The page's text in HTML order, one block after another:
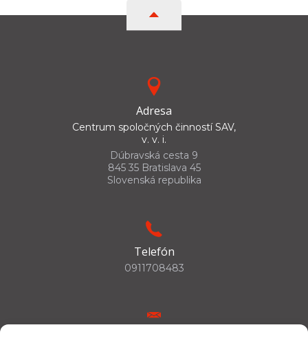
Adresa
Centrum spoločných činností SAV,
v. v. i.
Dúbravská cesta 9
845 35 Bratislava 45
Slovenská republika
Telefón
0911708483